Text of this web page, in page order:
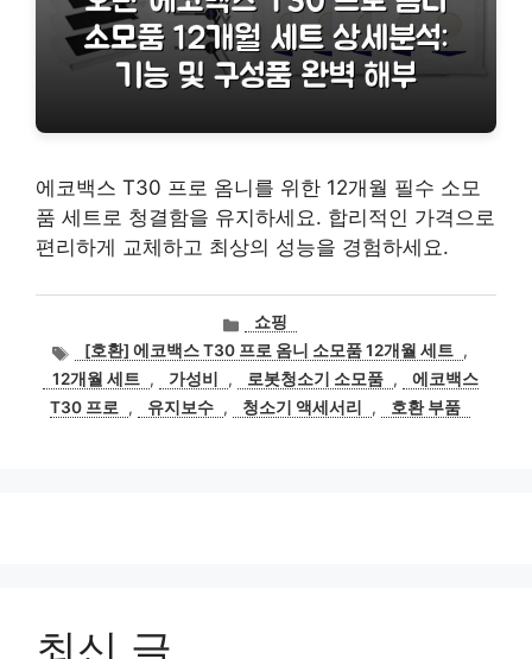
에코백스 T30 프로 옴니를 위한 12개월 필수 소모
품 세트로 청결함을 유지하세요. 합리적인 가격으로
편리하게 교체하고 최상의 성능을 경험하세요.
카
테
고
리
쇼핑
태
그
[호환] 에코백스 T30 프로 옴니 소모품 12개월 세트 ,
12개월 세트 , 가성비 , 로봇청소기 소모품 ,
에코백스
T30 프로
, 유지보수 , 청소기 액세서리 , 호환 부품
최신 글